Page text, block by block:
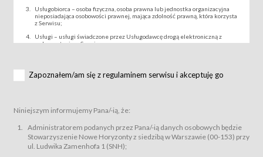
Usługobiorca – osoba fizyczna, osoba prawna lub jednostka organizacyjna
nieposiadająca osobowości prawnej, mająca zdolność prawną, która korzysta
z Serwisu;
Usługi – usługi świadczone przez Usługodawcę drogą elektroniczną z
wykorzystaniem Serwisu;
za pośrednictwem Serwisu;
podmiotom z branży mediów i filmowej (Akredytacje);
Bilety – wybrane dokumenty potwierdzające zawarcie umowy z
Usługodawcą i uprawniające do wzięcia udziału w Wydarzeniu,
przewidziane przez Usługodawcę dla danego Wydarzenia, tj. uprawniające
do uczestnictwa w wielu albo w pojedynczych seansach filmowych,
Zapoznałem/am się z regulaminem serwisu i akceptuję go
Niniejszym informujemy Pana/-ią, że:
Administratorem podanych przez Pana/-ią danych osobowych będzie
Stowarzyszenie Nowe Horyzonty z siedzibą w Warszawie (00-153) przy
ul. Ludwika Zamenhofa 1 (SNH);